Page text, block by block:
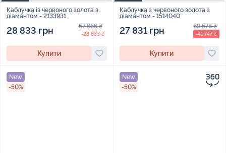
Каблучка із червоного золота з
діамантом - 2133931
28 833 грн 57 666 ₴
-28 833 ₴
Купити
Каблучка з червоного золота з
діамантом - 1514040
27 831 грн 69 578 ₴
-41 747 ₴
Купити
New
-50%
New
-50%